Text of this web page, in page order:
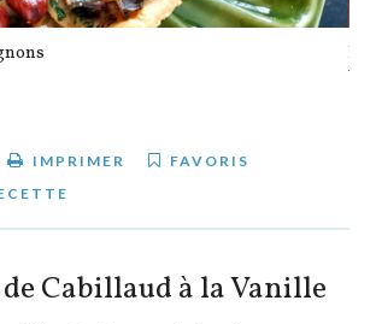
IMPRIMER
FAVORIS
Cabillaud à la Vanille